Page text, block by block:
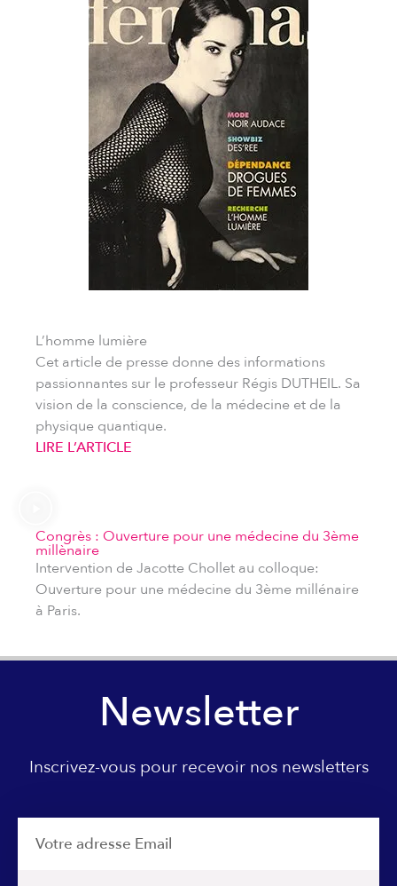
L’homme lumière
Cet article de presse donne des informations
passionnantes sur le professeur Régis DUTHEIL. Sa
vision de la conscience, de la médecine et de la
physique quantique.
LIRE L’ARTICLE
Congrès : Ouverture pour une médecine du 3ème
millènaire
Intervention de Jacotte Chollet au colloque:
Ouverture pour une médecine du 3ème millénaire
à Paris.
Newsletter
Inscrivez-vous pour recevoir nos newsletters